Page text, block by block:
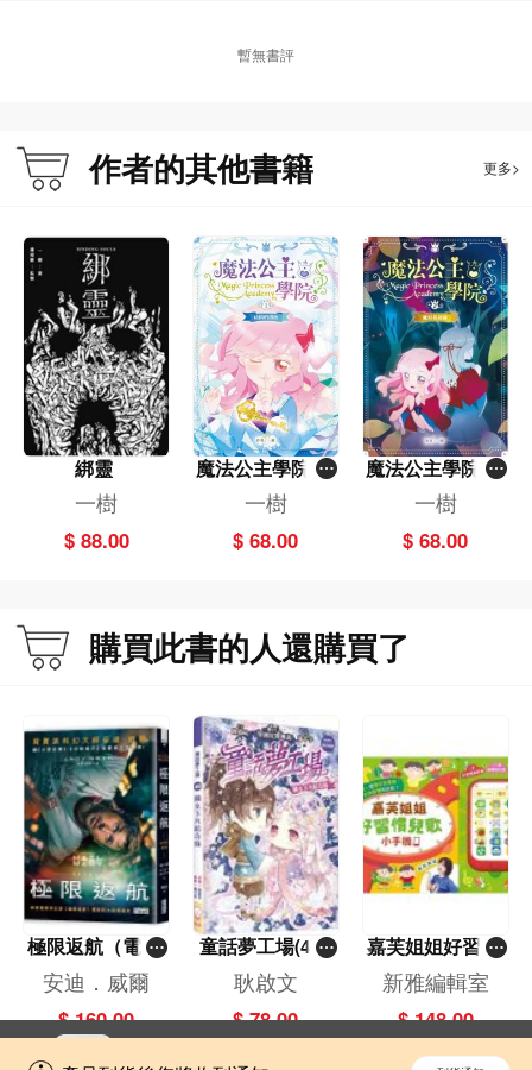
悉心照料那株樹苗，期待它開怎樣的花、結怎樣的果。
暫無書評
作者的其他書籍 更多>
綁靈
一樹
$ 88.00
魔法公主學院(3)
──時間的禮物
一樹
$ 68.00
魔法公主學院(2)
──魔幻島試煉
一樹
$ 68.00
購買此書的人還購買了
極限返航（電影
書衣典藏版）
（獨家收錄作者
訪談）
安迪．威爾
$ 160.00
童話夢工場(40)
——織女下凡結
奇緣
耿啟文
$ 78.00
嘉芙姐姐好習慣
兒歌小手機
新雅編輯室
$ 148.00
開啟